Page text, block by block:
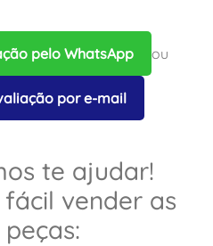
pelo WhatsApp ou
por e-mail
te ajudar!
vender as